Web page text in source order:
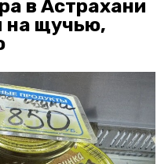
в Астрахани
на щучью,